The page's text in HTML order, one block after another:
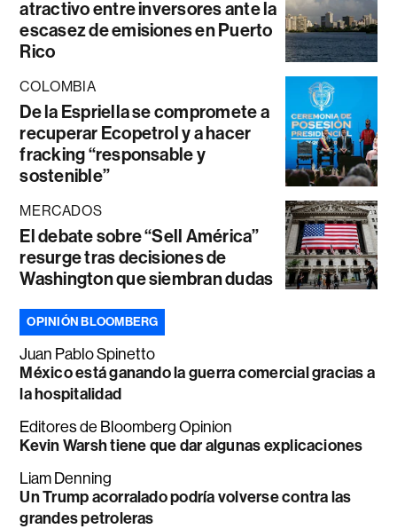
atractivo entre inversores ante la
escasez de emisiones en Puerto
Rico
COLOMBIA
De la Espriella se compromete a
recuperar Ecopetrol y a hacer
fracking “responsable y
sostenible”
MERCADOS
El debate sobre “Sell América”
resurge tras decisiones de
Washington que siembran dudas
OPINIÓN BLOOMBERG
Juan Pablo Spinetto
México está ganando la guerra comercial gracias a
la hospitalidad
Editores de Bloomberg Opinion
Kevin Warsh tiene que dar algunas explicaciones
Liam Denning
Un Trump acorralado podría volverse contra las
grandes petroleras